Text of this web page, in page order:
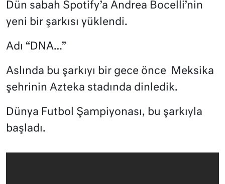
Dün sabah Spotify’a Andrea Bocelli’nin
yeni bir şarkısı yüklendi.
Adı “DNA…”
Aslında bu şarkıyı bir gece önce Meksika
şehrinin Azteka stadında dinledik.
Dünya Futbol Şampiyonası, bu şarkıyla
başladı.